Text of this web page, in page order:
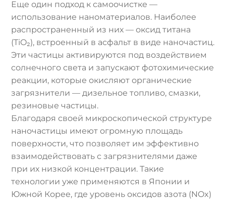
Еще один подход к самоочистке —
использование наноматериалов. Наиболее
распространенный из них — оксид титана
(TiO₂), встроенный в асфальт в виде наночастиц.
Эти частицы активируются под воздействием
солнечного света и запускают фотохимические
реакции, которые окисляют органические
загрязнители — дизельное топливо, смазки,
резиновые частицы.
Благодаря своей микроскопической структуре
наночастицы имеют огромную площадь
поверхности, что позволяет им эффективно
взаимодействовать с загрязнителями даже
при их низкой концентрации. Такие
технологии уже применяются в Японии и
Южной Корее, где уровень оксидов азота (NOx)